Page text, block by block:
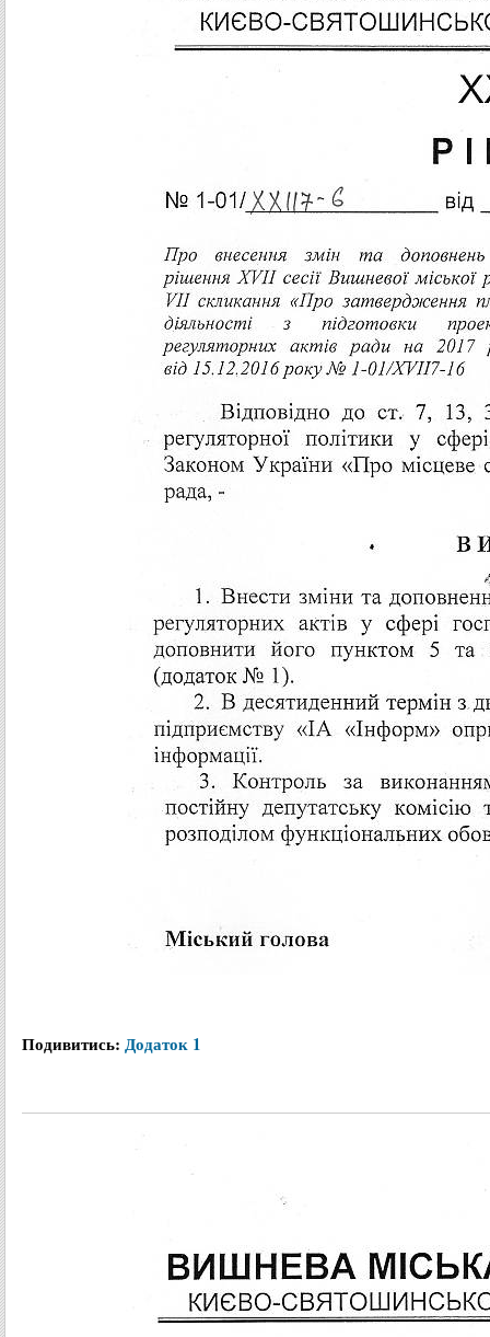
Подивитись: Додаток 1